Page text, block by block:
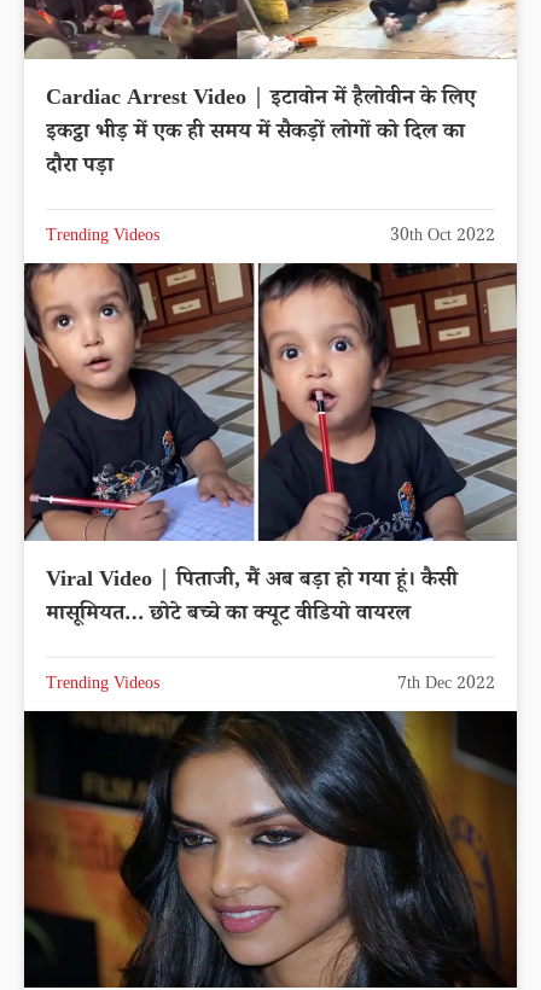
Cardiac Arrest Video | इटावोन में हैलोवीन के लिए
इकट्ठा भीड़ में एक ही समय में सैकड़ों लोगों को दिल का
दौरा पड़ा
Trending Videos 30th Oct 2022
Viral Video | पिताजी, मैं अब बड़ा हो गया हूं। कैसी
मासूमियत… छोटे बच्चे का क्यूट वीडियो वायरल
Trending Videos 7th Dec 2022